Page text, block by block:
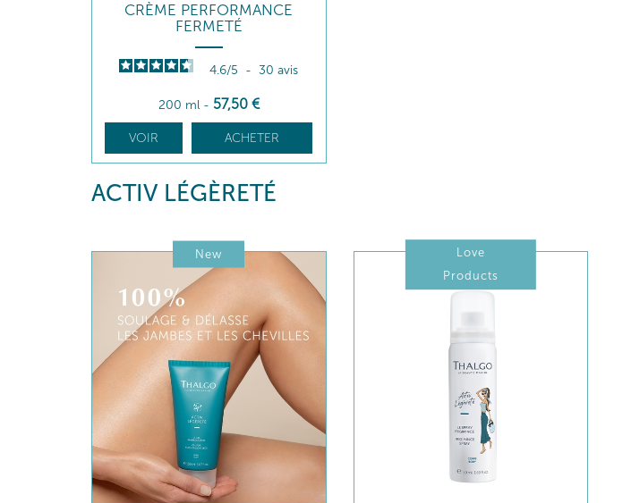
CRÈME PERFORMANCE
FERMETÉ
4.6/5 - 30avis
200 ml - 57,50 €
VOIR ACHETER
ACTIV LÉGÈRETÉ
New
Love
Products